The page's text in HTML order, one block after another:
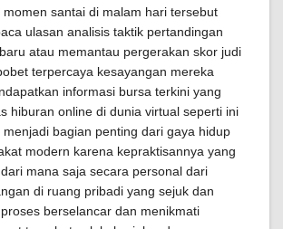
momen santai di malam hari tersebut
ulasan analisis taktik pertandingan
atau memantau pergerakan skor judi
terpercaya kesayangan mereka
informasi bursa terkini yang
hiburan online di dunia virtual seperti ini
bagian penting dari gaya hidup
modern karena kepraktisannya yang
mana saja secara personal dari
di ruang pribadi yang sejuk dan
berselancar dan menikmati